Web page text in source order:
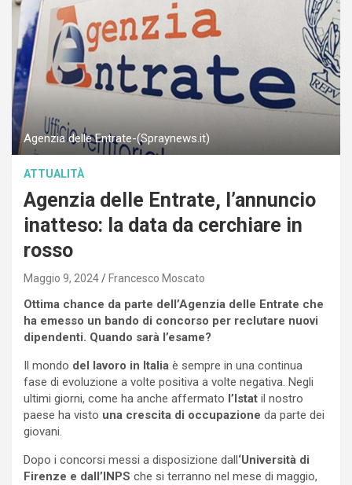
Agenzia delle Entrate-(Spraynews.it)
ATTUALITÀ
Agenzia delle Entrate, l’annuncio
inatteso: la data da cerchiare in
rosso
Maggio 9, 2024 Francesco Moscato
Ottima chance da parte dell’Agenzia delle Entrate che
ha emesso un bando di concorso per reclutare nuovi
dipendenti. Quando sarà l’esame?
Il mondo del lavoro in Italia è sempre in una continua
fase di evoluzione a volte positiva a volte negativa. Negli
ultimi giorni, come ha anche affermato l’Istat il nostro
paese ha visto una crescita di occupazione da parte dei
giovani.
Dopo i concorsi messi a disposizione dall ‘Università di
Firenze e dall’INPS che si terranno nel mese di maggio,